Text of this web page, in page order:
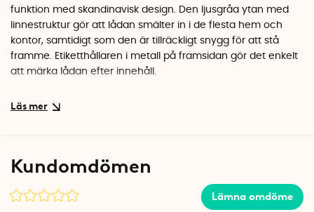
funktion med skandinavisk design. Den ljusgråa ytan med
linnestruktur gör att lådan smälter in i de flesta hem och
kontor, samtidigt som den är tillräckligt snygg för att stå
framme. Etiketthållaren i metall på framsidan gör det enkelt
att märka lådan efter innehåll.
Praktisk storlek för A4-dokument
håller ordningen intakt.
Specifikationer
Kundomdömen
Lämna omdöme